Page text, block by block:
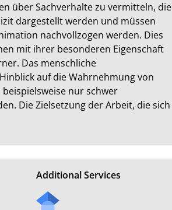
über Sachverhalte zu vermitteln, die
dargestellt werden und müssen
nachvollzogen werden. Dies
mit ihrer besonderen Eigenschaft
Das menschliche
auf die Wahrnehmung von
nur schwer
Die Zielsetzung der Arbeit, die sich
Additional Services